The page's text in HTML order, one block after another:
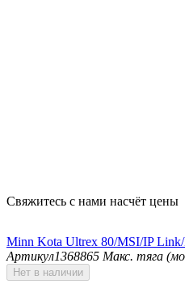
Свяжитесь с нами насчёт цены
Minn Kota Ultrex 80/MSI/IP
Артикул1368865 Макс. тяга
Нет в наличии